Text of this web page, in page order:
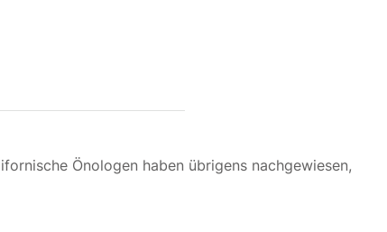
Önologen haben übrigens nachgewiesen,